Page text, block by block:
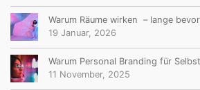
Warum Räume wirken – lange
19 Januar, 2026
Warum Personal Branding für
11 November, 2025